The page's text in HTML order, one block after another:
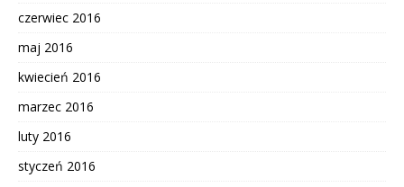
czerwiec 2016
maj 2016
kwiecień 2016
marzec 2016
luty 2016
styczeń 2016